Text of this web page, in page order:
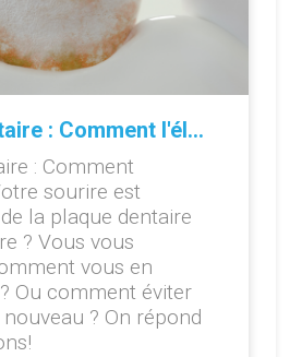
Plaque dentaire : Comment l'éliminer ?
: Comment
sourire est
la plaque dentaire
? Vous vous
vous en
Ou comment éviter
? On répond